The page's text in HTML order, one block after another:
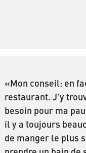
«Mon conseil: en
restaurant. J’y
besoin pour ma
il y a toujours
de manger le plus